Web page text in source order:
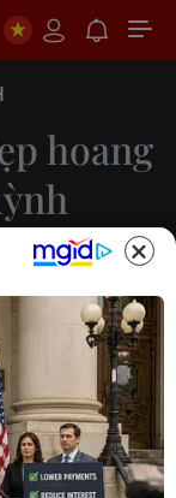
hoang
Nghệ An,
biển, sông
xanh cùng
yên.